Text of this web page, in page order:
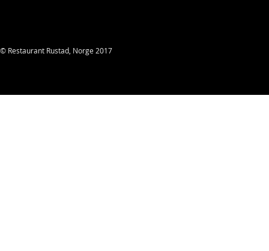
© Restaurant Rustad, Norge 2017